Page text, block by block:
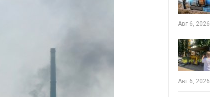
Авг 6, 2026
Авг 6, 2026